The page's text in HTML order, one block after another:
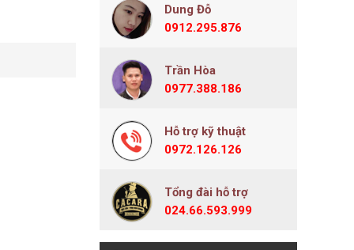
Dung Đỗ
0912.295.876
Trần Hòa
0977.388.186
Hỗ trợ kỹ thuật
0972.126.126
Tổng đài hỗ trợ
024.66.593.999